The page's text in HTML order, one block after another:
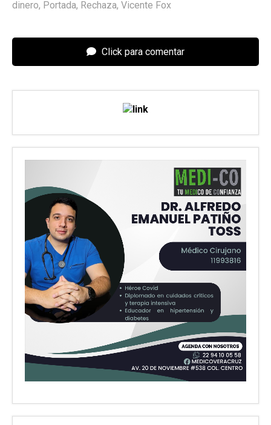
dinero, Portada, Rechaza, Vicente Fox
Click para comentar